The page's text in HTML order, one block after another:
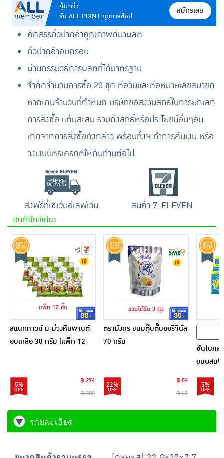
คุ้มกว่า
รับ ALL POINT ทุกการช้อป
สมัครเลย
คัดสรรถั่วปากอ้าคุณภาพดีมาผลิต
ถั่วปากอ้าอบกรอบ
ผ่านกรรมวิธีการผลิตที่ได้มาตรฐาน
จำกัดจำนวนการซื้อ 20 ชุด ต่อวันและต่อหมายเลขสมาชิก
หากเกินจำนวนที่กำหนด บริษัทขอสงวนสิทธิ์ในการยกเลิก
การสั่งซื้อ แต้มสะสม รวมถึงสิทธิ์หรือประโยชน์อื่นๆอัน
เกิดจากการสั่งซื้อดังกล่าว พร้อมทั้งจะทำการคืนเงิน หรือ
วงเงินบัตรเครดิตให้กับท่านต่อไป
ส่งฟรีที่เซเว่นอีเลฟเว่น สินค้า 7-ELEVEN
สินค้าใกล้เคียง
สแนคทาวน์ มะม่วงหิมพานต์
อบเกลือ 30 กรัม (แพ็ก 12
5%
฿ 274
฿ 288
ตรามังกร ขนมตุ๊บตั๊บออริจินัล
70 กรัม
22%
฿ 54
฿ 69
ซันไบทส์
อบผสม
6 ชิ้น)
5%
รายละเอียด